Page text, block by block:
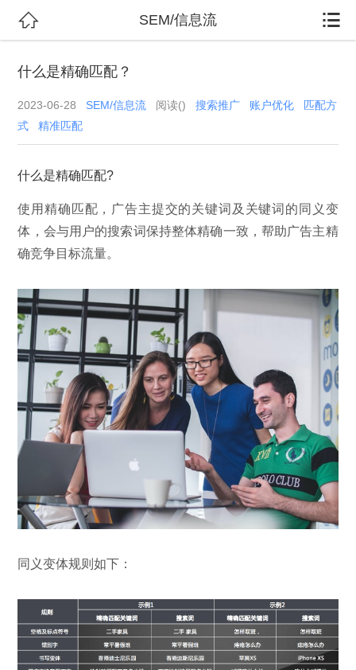
 SEM/信息流 
什么是精确匹配？
2023-06-28 SEM/信息流 阅读() 搜索推广 账户优化
匹配方
式
精准匹配
什么是精确匹配?
使用精确匹配，广告主提交的关键词及关键词的同义变
体，会与用户的搜索词保持整体精确一致，帮助广告主精
确竞争目标流量。
同义变体规则如下：